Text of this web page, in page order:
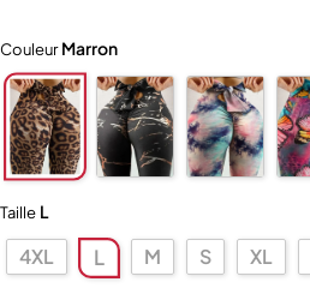
Couleur Marron
Taille L
4XL L M S XL